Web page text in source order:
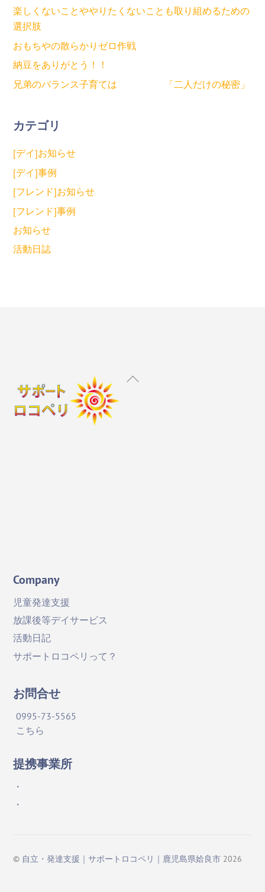
楽しくないことややりたくないことも取り組めるための
選択肢
おもちやの散らかりゼロ作戦
納豆をありがとう！！
兄弟のバランス子育ては 「二人だけの秘密」
カテゴリ
[デイ]お知らせ
[デイ]事例
[フレンド]お知らせ
[フレンド]事例
お知らせ
活動日誌
Back
Company
児童発達支援
放課後等デイサービス
活動日記
サポートロコペリって？
お問合せ
0995-73-5565
こちら
提携事業所
・
・
© 自立・発達支援｜サポートロコペリ｜鹿児島県姶良市 2026